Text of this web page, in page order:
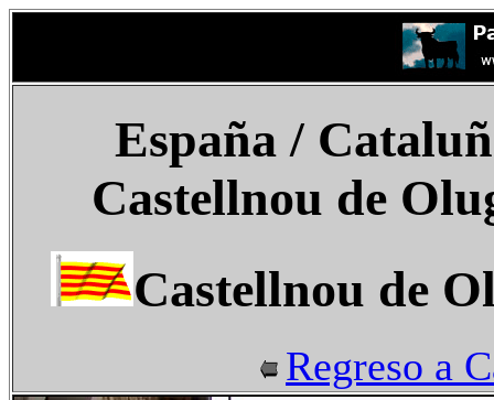
España/
Castellnou de
Castellnou de
Regreso a